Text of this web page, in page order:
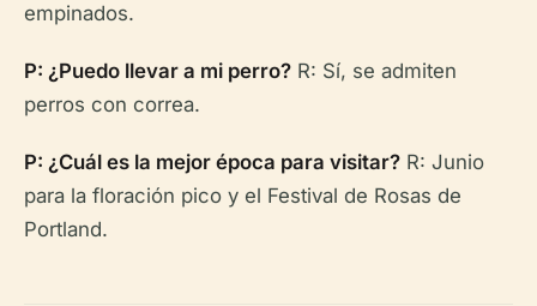
empinados.
P: ¿Puedo llevar a mi perro? R: Sí, se admiten
perros con correa.
P: ¿Cuál es la mejor época para visitar? R: Junio
para la floración pico y el Festival de Rosas de
Portland.